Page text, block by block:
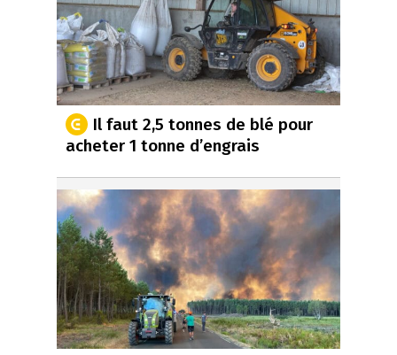
Il faut 2,5 tonnes de blé pour
acheter 1 tonne d’engrais